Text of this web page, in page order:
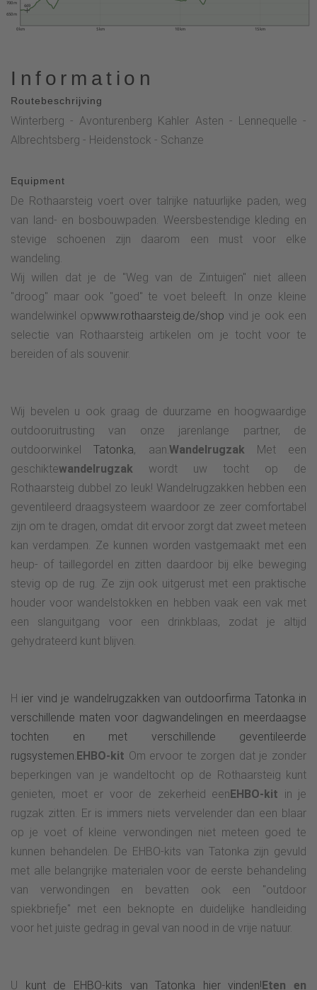
0 km 5 km 10 km 15 km
650 m
700 m
669
Information
Routebeschrijving
Winterberg - Avonturenberg Kahler Asten - Lennequelle -
Albrechtsberg - Heidenstock - Schanze
Equipment
De Rothaarsteig voert over talrijke natuurlijke paden, weg
van land- en bosbouwpaden. Weersbestendige kleding en
stevige schoenen zijn daarom een must voor elke
wandeling.
Wij willen dat je de "Weg van de Zintuigen" niet alleen
"droog" maar ook "goed" te voet beleeft. In onze kleine
wandelwinkel opwww.rothaarsteig.de/shop vind je ook een
selectie van Rothaarsteig artikelen om je tocht voor te
bereiden of als souvenir.
Wij bevelen u ook graag de duurzame en hoogwaardige
outdooruitrusting van onze jarenlange partner, de
outdoorwinkelTatonka, aan. Wandelrugzak Met een
geschiktewandelrugzak wordt uw tocht op de
Rothaarsteig dubbel zo leuk! Wandelrugzakken hebben een
geventileerd draagsysteem waardoor ze zeer comfortabel
zijn om te dragen, omdat dit ervoor zorgt dat zweet meteen
kan verdampen. Ze kunnen worden vastgemaakt met een
heup- of taillegordel en zitten daardoor bij elke beweging
stevig op de rug. Ze zijn ook uitgerust met een praktische
houder voor wandelstokken en hebben vaak een vak met
een slanguitgang voor een drinkblaas, zodat je altijd
gehydrateerd kunt blijven.
H ier vind je wandelrugzakken van outdoorfirma Tatonka in
verschillende maten voor dagwandelingen en meerdaagse
tochten en met verschillende geventileerde
rugsystemen. EHBO-kit Om ervoor te zorgen dat je zonder
beperkingen van je wandeltocht op de Rothaarsteig kunt
genieten, moet er voor de zekerheid eenEHBO-kit in je
rugzak zitten. Er is immers niets vervelender dan een blaar
op je voet of kleine verwondingen niet meteen goed te
kunnen behandelen. De EHBO-kits van Tatonka zijn gevuld
met alle belangrijke materialen voor de eerste behandeling
van verwondingen en bevatten ook een "outdoor
spiekbriefje" met een beknopte en duidelijke handleiding
voor het juiste gedrag in geval van nood in de vrije natuur.
U kunt de EHBO-kits van Tatonka hier vinden!Eten en